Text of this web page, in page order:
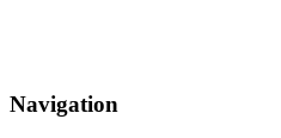
Navigation